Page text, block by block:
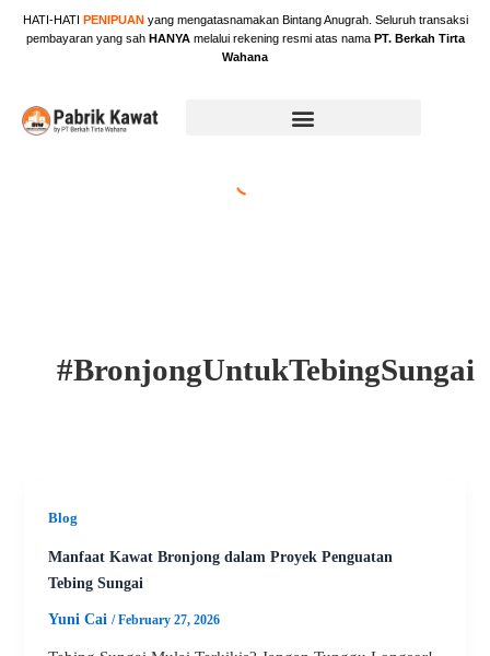
HATI-HATI PENIPUANyang mengatasnamakan Bintang Anugrah. Seluruh transaksi
pembayaran yang sah HANYAmelalui rekening resmi atas nama PT. Berkah Tirta
Wahana
#BronjongUntukTebingSungai
Blog
Manfaat Kawat Bronjong dalam Proyek Penguatan
Tebing Sungai
Yuni Cai/February 27, 2026